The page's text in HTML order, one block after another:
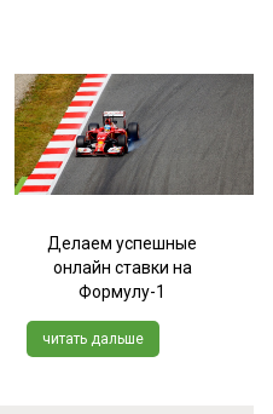
Делаем успешные
онлайн ставки на
Формулу-1
читать дальше